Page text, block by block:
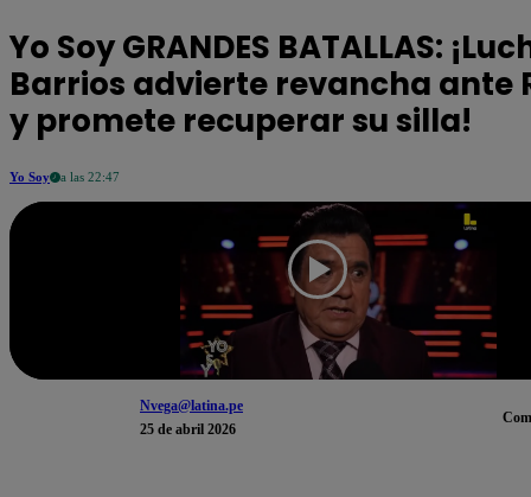
Yo Soy GRANDES BATALLAS:
Barrios advierte revancha ante
y promete recuperar su silla!
Yo Soy a las 22:47
Nvega@latina.pe
25 de abril 2026